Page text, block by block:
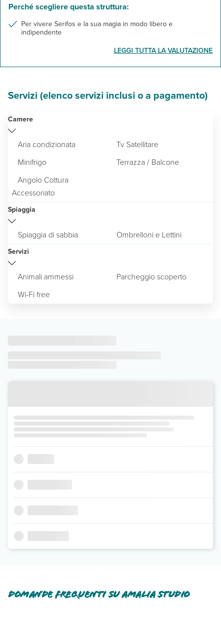
Perché scegliere questa struttura:
Per vivere Serifos e la sua magia in modo libero e
indipendente
LEGGI TUTTA LA VALUTAZIONE
Servizi (elenco servizi inclusi o a pagamento)
Camere
Aria condizionata
Tv Satellitare
Minifrigo
Terrazza / Balcone
Angolo Cottura
Accessoriato
Spiaggia
Spiaggia di sabbia Ombrelloni e Lettini
Servizi
Animali ammessi
Parcheggio scoperto
Wi-Fi free
Domande frequenti su Amalia Studio